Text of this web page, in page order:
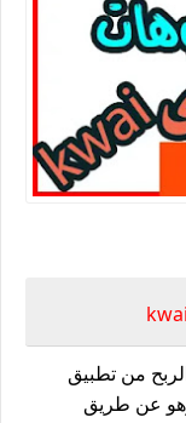
من تطبيق
عن طريق